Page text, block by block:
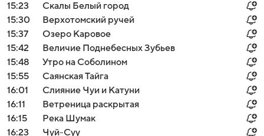
15:23
Скалы Белый город
15:30
Верхотомский ручей
15:37
Озеро Каровое
15:42
Величие Поднебесных Зубьев
15:48
Утро на Соболином
15:55
Саянская Тайга
16:01
Слияние Чуи и Катуни
16:11
Ветреница раскрытая
16:15
Река Шумак
16:23
Чуй-Суу